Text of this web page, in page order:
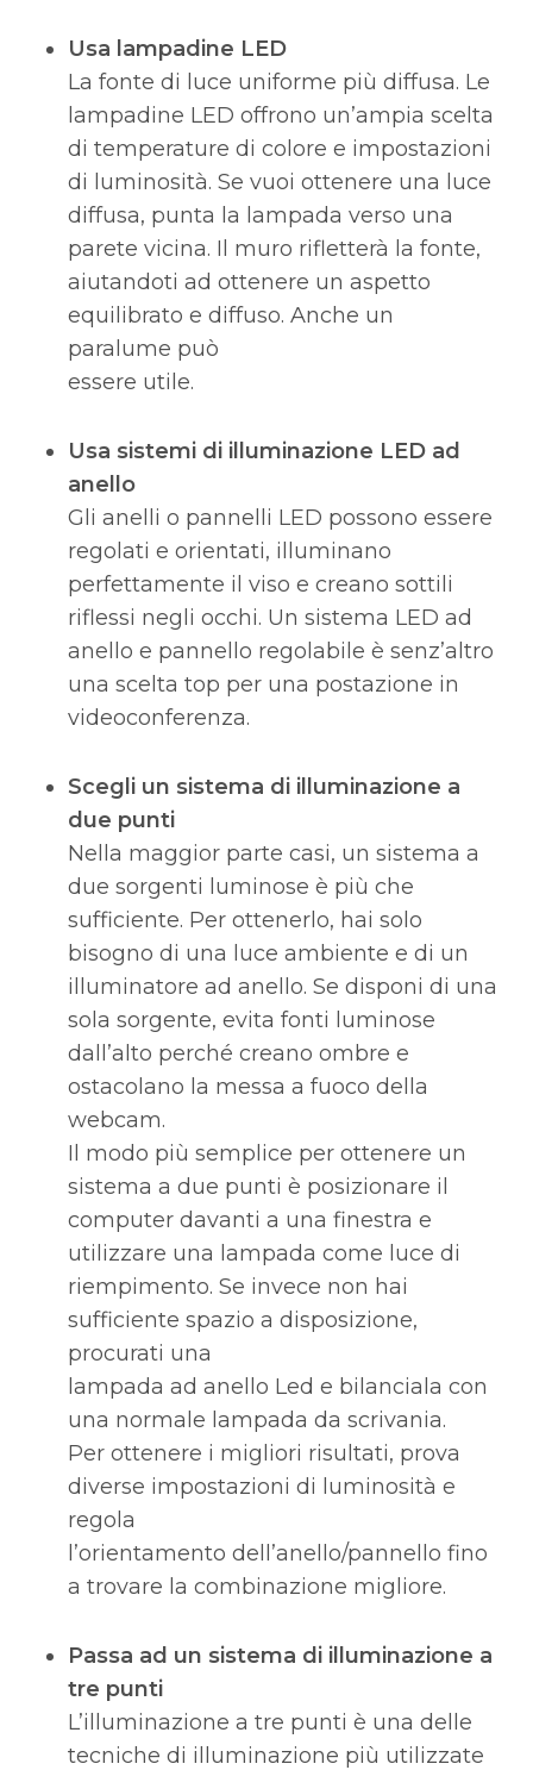
Usa lampadine LED
La fonte di luce uniforme più diffusa. Le
lampadine LED offrono un’ampia scelta
di temperature di colore e impostazioni
di luminosità. Se vuoi ottenere una luce
diffusa, punta la lampada verso una
parete vicina. Il muro rifletterà la fonte,
aiutandoti ad ottenere un aspetto
equilibrato e diffuso. Anche un
paralume può
essere utile.
Usa sistemi di illuminazione LED ad
anello
Gli anelli o pannelli LED possono essere
regolati e orientati, illuminano
perfettamente il viso e creano sottili
riflessi negli occhi. Un sistema LED ad
anello e pannello regolabile è senz’altro
una scelta top per una postazione in
videoconferenza.
Scegli un sistema di illuminazione a
due punti
Nella maggior parte casi, un sistema a
due sorgenti luminose è più che
sufficiente. Per ottenerlo, hai solo
bisogno di una luce ambiente e di un
illuminatore ad anello. Se disponi di una
sola sorgente, evita fonti luminose
dall’alto perché creano ombre e
ostacolano la messa a fuoco della
webcam.
Il modo più semplice per ottenere un
sistema a due punti è posizionare il
computer davanti a una finestra e
utilizzare una lampada come luce di
riempimento. Se invece non hai
sufficiente spazio a disposizione,
procurati una
lampada ad anello Led e bilanciala con
una normale lampada da scrivania.
Per ottenere i migliori risultati, prova
diverse impostazioni di luminosità e
regola
l’orientamento dell’anello/pannello fino
a trovare la combinazione migliore.
Passa ad un sistema di illuminazione a
tre punti
L’illuminazione a tre punti è una delle
tecniche di illuminazione più utilizzate